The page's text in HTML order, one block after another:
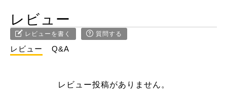
レビュー
レビューを書く 質問する
レビュー Q&A
レビュー投稿がありません。